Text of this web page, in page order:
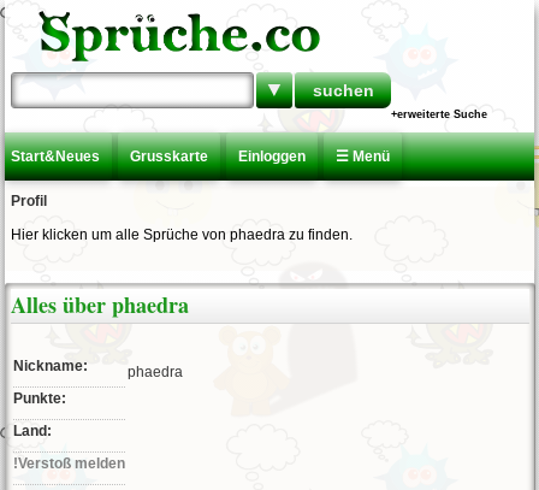
▼
+erweiterte Suche
Start&Neues Grusskarte Einloggen ☰ Menü
Profil
Hier klicken um alle Sprüche von phaedra zu finden.
Alles über phaedra
Nickname:
phaedra
Punkte:
Land:
!Verstoß melden